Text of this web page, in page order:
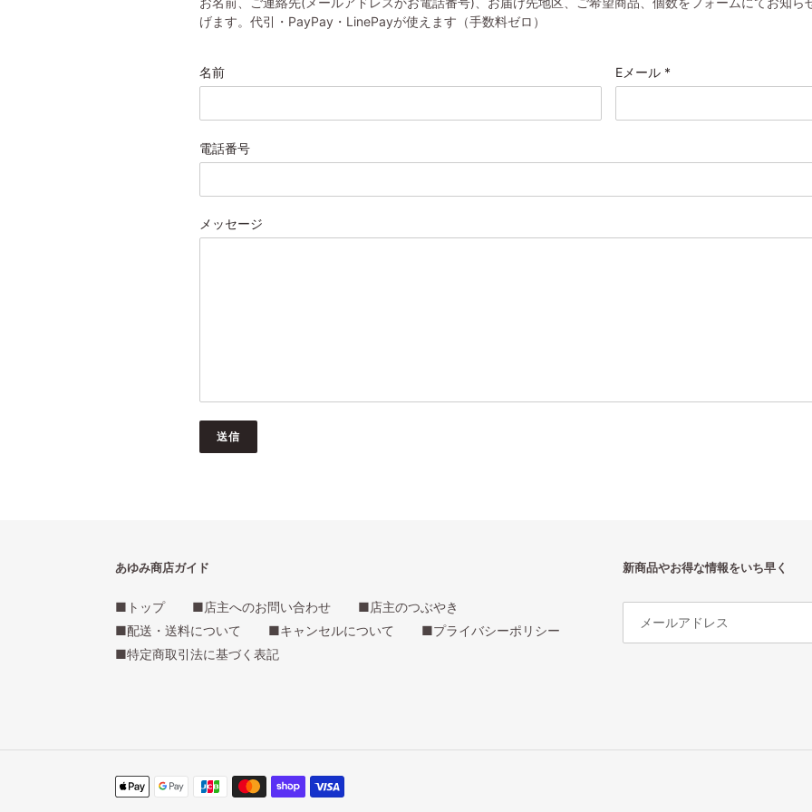
げます。代引・PayPay・LinePayが使えます（手数料ゼロ）
名前 Eメール *
電話番号
メッセージ
あゆみ商店ガイド
■トップ ■店主へのお問い合わせ
■店主のつぶやき
■配送・送料について
■キャンセルについて
■プライバシーポリシー
■特定商取引法に基づく表記
新商品やお得な情報をいち早く
決